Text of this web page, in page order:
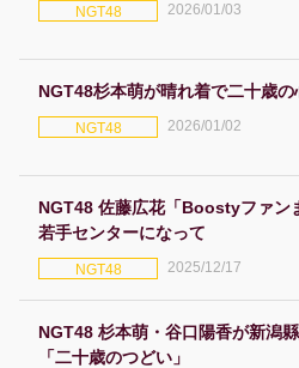
NGT48 2026/01/03
NGT48杉本萌が晴れ着で二十歳の
NGT48 2026/01/02
NGT48 佐藤広花「Boostyファン
若手センターになって
NGT48 2025/12/17
NGT48 杉本萌・⾕⼝陽⾹が新潟
「⼆⼗歳のつどい」